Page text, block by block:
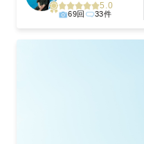
5.0
69回 33件